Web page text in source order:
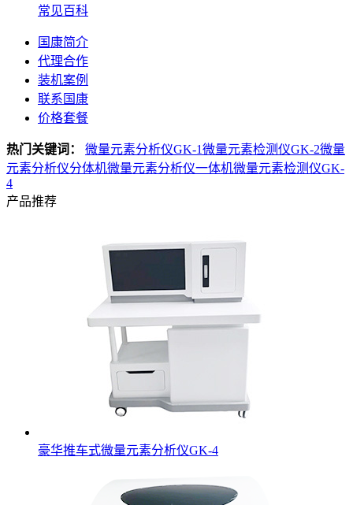
常见百科
国康简介
代理合作
装机案例
联系国康
价格套餐
热门关键词： 微量元素分析仪GK-1微量元素检测仪GK-2微量
元素分析仪分体机微量元素分析仪一体机微量元素检测仪GK-
4
产品推荐
豪华推车式微量元素分析仪GK-4